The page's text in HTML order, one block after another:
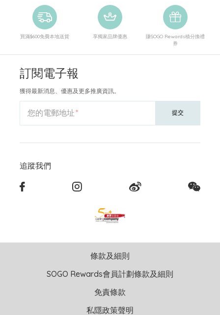
買滿$600免費本地送貨 享獨家品牌優惠
賺SOGO Rewards積分換禮
券
訂閱電子報
獲得最新消息、優惠及更多推廣資訊。
您的電郵地址 提交
追蹤我們
條款及細則
SOGO Rewards會員計劃條款及細則
免責條款
私隱政策聲明